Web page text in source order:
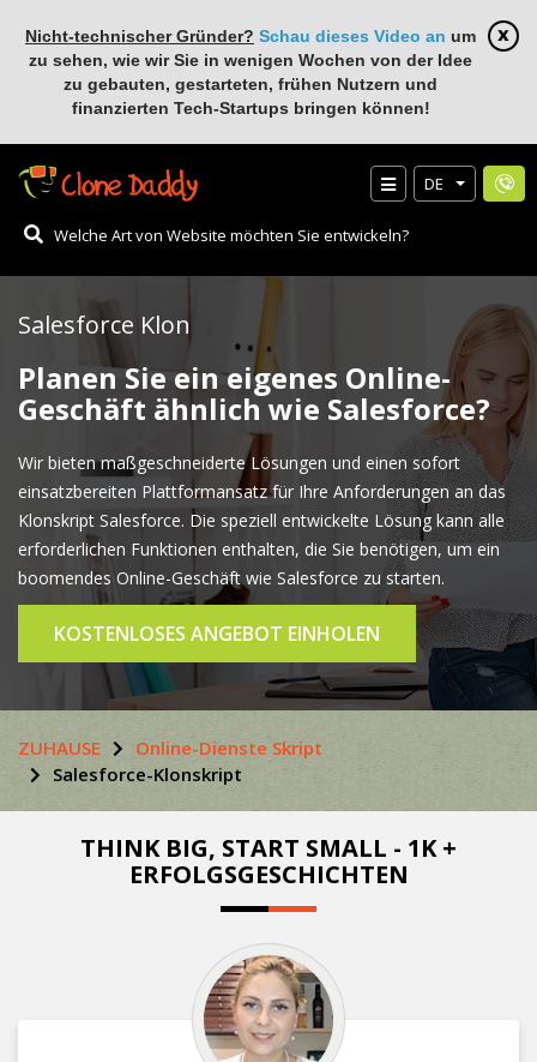
Nicht-technischer Gründer? Schau dieses Video an um
zu sehen, wie wir Sie in wenigen Wochen von der Idee
zu gebauten, gestarteten, frühen Nutzern und
finanzierten Tech-Startups bringen können!
DE
Salesforce Klon
Planen Sie ein eigenes Online-
Geschäft ähnlich wie Salesforce?
Wir bieten maßgeschneiderte Lösungen und einen sofort
einsatzbereiten Plattformansatz für Ihre Anforderungen an das
Klonskript Salesforce. Die speziell entwickelte Lösung kann alle
erforderlichen Funktionen enthalten, die Sie benötigen, um ein
boomendes Online-Geschäft wie Salesforce zu starten.
KOSTENLOSES ANGEBOT EINHOLEN
ZUHAUSE
Online-Dienste Skript
Salesforce-Klonskript
THINK BIG, START SMALL - 1K +
ERFOLGSGESCHICHTEN